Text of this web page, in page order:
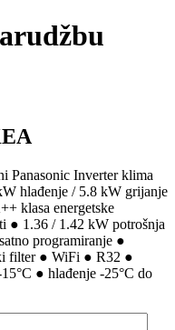
Panasonic Inverter klima
hlađenje / 5.8 kW grijanje
klasa energetske
● 1.36 / 1.42 kW potrošnja
programiranje ●
filter ● WiFi ● R32 ●
● hlađenje -25°C do